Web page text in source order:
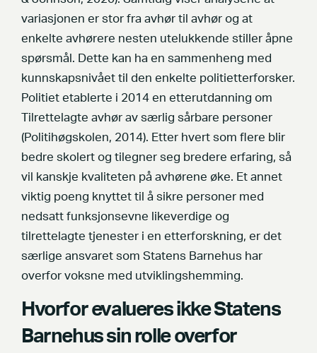
variasjonen er stor fra avhør til avhør og at
enkelte avhørere nesten utelukkende stiller åpne
spørsmål. Dette kan ha en sammenheng med
kunnskapsnivået til den enkelte politietterforsker.
Politiet etablerte i 2014 en etterutdanning om
Tilrettelagte avhør av særlig sårbare personer
(Politihøgskolen, 2014). Etter hvert som flere blir
bedre skolert og tilegner seg bredere erfaring, så
vil kanskje kvaliteten på avhørene øke. Et annet
viktig poeng knyttet til å sikre personer med
nedsatt funksjonsevne likeverdige og
tilrettelagte tjenester i en etterforskning, er det
særlige ansvaret som Statens Barnehus har
overfor voksne med utviklingshemming.
Hvorfor evalueres ikke Statens
Barnehus sin rolle overfor